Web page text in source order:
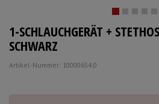
1-SCHLAUCHGERÄT +
SCHWARZ
Artikel-Nummer: 10000654;0